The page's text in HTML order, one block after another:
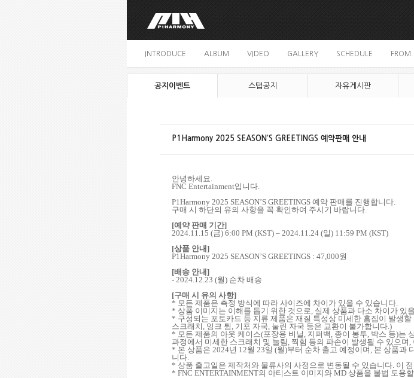
INTRODUCE ALBUM VIDEO GALLERY SCHEDULE
공지이벤트 스탭공지 자유게시판
P1Harmony 2025 SEASON’S GREETINGS 예약판매 안내
안녕하세요.
FNC Entertainment입니다.
P1Harmony 2025 SEASON’S GREETINGS 예약 판매를 진행합니다.
구매 시 하단의 유의 사항을 꼭 확인하여 주시기 바랍니다.
[예약 판매 기간]
2024.11.15 (금) 6:00 PM (KST) – 2024.11.24 (일) 11:59 PM (KST)
[상품 안내 ]
P1Harmony 2025 SEASON’S GREETINGS : 47,000원
[배송 안내 ]
- 2024.12.23 (월) 순차 배송
[구매 시 유의 사항]
* 모든 제품은 측정 방식에 따라 사이즈에 차이가 있을 수 있습니다.
* 상품 이미지는 이해를 돕기 위한 것으로, 실제 상품과 다소 차이가 있
* 구성되는 포토카드 등 지류 제품은 재질 특성상 미세한 흠집이 발생
스크래치 , 잉크 튐 , 기포 자국, 눌린 자국 등은 교환이 불가합니다.)
* 모든 제품의 아웃 케이스(포장용 비닐 , 지퍼백 , 종이 봉투, 박스 등)는
과정에서 미세한 스크래치 및 눌림 , 찍힘 등의 파손이 발생될 수 있으며 ,
* 본 상품은 2024년 12월 23일 (월)부터 순차 출고 예정이며 , 본 상품과
니다.
* 상품 출고일은 제작처와 물류사의 사정으로 변동될 수 있습니다. 이
* FNC ENTERTAINMENT의 아티스트 이미지와 MD 상품을 불법 도용